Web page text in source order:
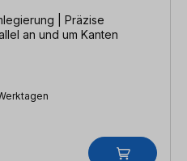
| Präzise
an und um Kanten